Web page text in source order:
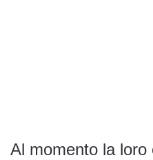
Al momento la loro